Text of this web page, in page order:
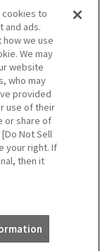
わせ
ビス
cookies to
and ads.
we use
We may
website
who may
provided
use of their
or share of
Not Sell
your right. If
then it